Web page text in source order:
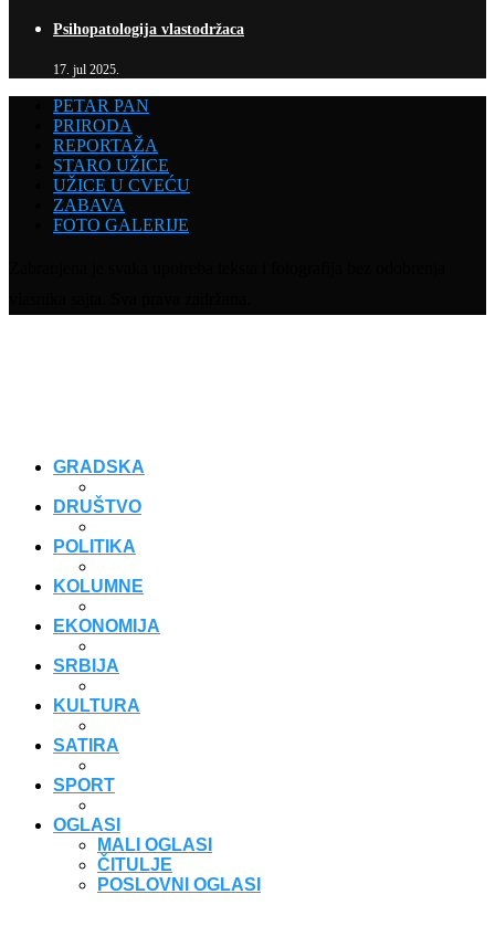
Psihopatologija vlastodržaca
17. jul 2025.
PETAR PAN
PRIRODA
REPORTAŽA
STARO UŽICE
UŽICE U CVEĆU
ZABAVA
FOTO GALERIJE
GRADSKA
DRUŠTVO
POLITIKA
KOLUMNE
EKONOMIJA
SRBIJA
KULTURA
SATIRA
SPORT
OGLASI
MALI OGLASI
ČITULJE
POSLOVNI OGLASI